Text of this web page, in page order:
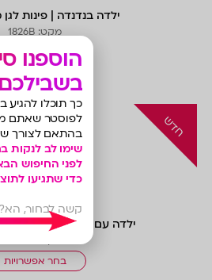
ילדה בנדנדה | פינות
מקט: 1826B
בחר אפשרויות
ילדה עם סל פרחים | פינות
בחר אפשרויות
הוספנו
כך תוכלו להגיע
לפוסטר שאתם
בהתאם לצורך
שימו לב לנקות
לפני החיפוש
כדי שתגיעו
קשה לבחור,